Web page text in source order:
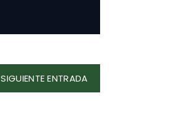
SIGUIENTE ENTRADASIGUIENTE
ENTRADA: